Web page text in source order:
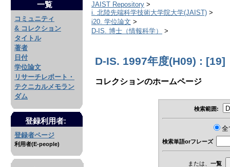
一覧
コミュニティ
& コレクション
タイトル
著者
日付
学位論文
リサーチレポート・
テクニカルメモラン
ダム
登録利用者:
登録者ページ
利用者(E-people)
JAIST Repository >
i. 北陸先端科学技術大学院大学(JAIST) >
i20. 学位論文 >
D-IS. 博士（情報科学）
>
D-IS. 1997年度(H09) : [19]
コレクションのホームページ
検索範囲:
検索単語orフレーズ
または、 一覧